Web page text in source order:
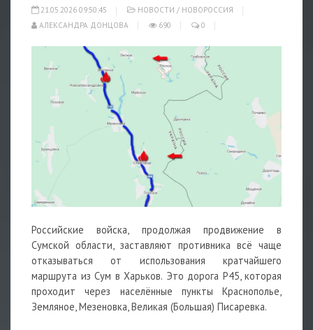
21.05.2026 09:50:45 НОВОСТИ / НОВОРОССИЯ
АЛЕКСАНДРА ДОНЦОВА
690 0
Российские войска, продолжая продвижение в
Сумской области, заставляют противника всё чаще
отказываться от использования кратчайшего
маршрута из Сум в Харьков. Это дорога Р45, которая
проходит через населённые пункты Краснополье,
Земляное, Мезеновка, Великая (Большая) Писаревка.